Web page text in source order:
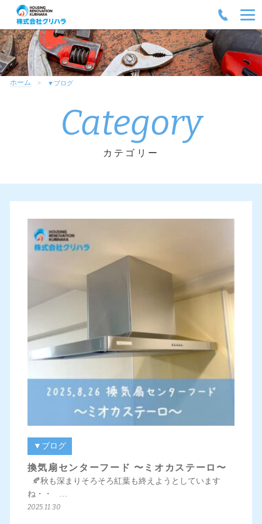
ホーム ▼ブログ
Category
カテゴリー
▼ブログ
換気扇センターフード 〜ミオカステーロ〜
🍂秋も深まりそろそろ紅葉も終えようとしています
ね・・ …
2025.11.30